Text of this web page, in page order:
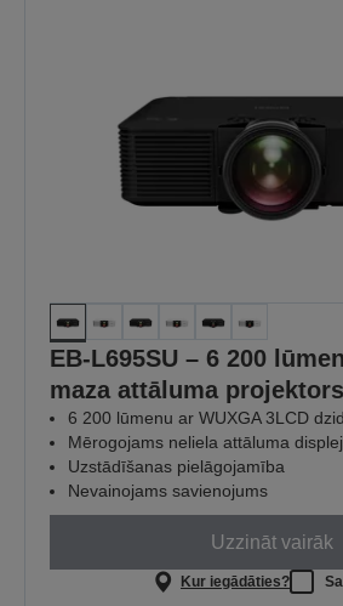
EB-L695SU – 6 200
maza attāluma projektors
6 200 lūmenu ar WUXGA 3LCD
Mērogojams neliela attāluma
Uzstādīšanas pielāgojamība
Nevainojams savienojums
Uzzināt vairāk
Kur iegādāties?